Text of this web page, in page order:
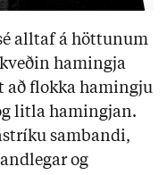
alltaf á höttunum
hamingja
að flokka hamingju
litla hamingjan.
sambandi,
og